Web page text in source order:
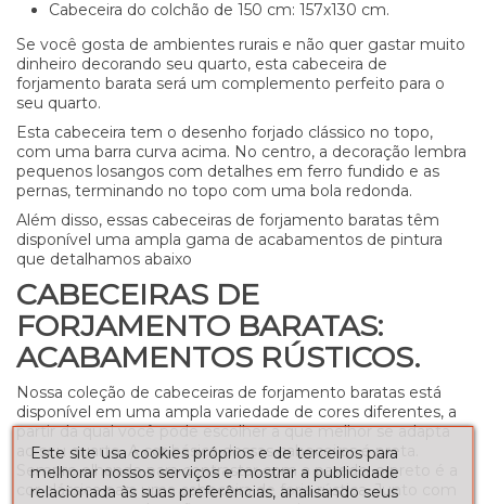
Cabeceira do colchão de 150 cm: 157x130 cm.
Se você gosta de ambientes rurais e não quer gastar muito
dinheiro decorando seu quarto, esta cabeceira de
forjamento barata será um complemento perfeito para o
seu quarto.
Esta cabeceira tem o desenho forjado clássico no topo,
com uma barra curva acima. No centro, a decoração lembra
pequenos losangos com detalhes em ferro fundido e as
pernas, terminando no topo com uma bola redonda.
Além disso, essas cabeceiras de forjamento baratas têm
disponível uma ampla gama de acabamentos de pintura
que detalhamos abaixo
CABECEIRAS DE
FORJAMENTO BARATAS:
ACABAMENTOS RÚSTICOS.
Nossa coleção de cabeceiras de forjamento baratas está
disponível em uma ampla variedade de cores diferentes, a
partir da qual você pode escolher a que melhor se adapta
ao seu quarto. A cor básica dessas cabeceiras é preta.
Sempre olhando para contrastar com a parede, o preto é a
cor clássica para uma cabeceira de forja rústica. Junto com
Este site usa cookies próprios e de terceiros para
melhorar nossos serviços e mostrar a publicidade
relacionada às suas preferências, analisando seus